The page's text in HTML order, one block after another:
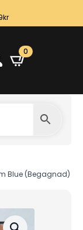
0
Blue (Begagnad)